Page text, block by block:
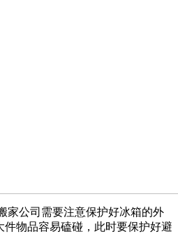
公司需要注意保护好冰箱的外
物品容易磕碰，此时要保护好避